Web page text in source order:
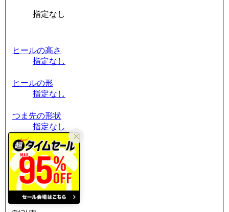
指定なし
ヒールの高さ
指定なし
ヒールの形
指定なし
つま先の形状
指定なし
筒周り
指定なし
素材
指定なし